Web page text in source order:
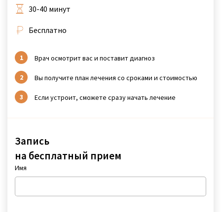
Запись
на бесплатный прием
Имя
30-40 минут
Бесплатно
Врач осмотрит вас и поставит диагноз
Вы получите план лечения со сроками и стоимостью
Если устроит, сможете сразу начать лечение